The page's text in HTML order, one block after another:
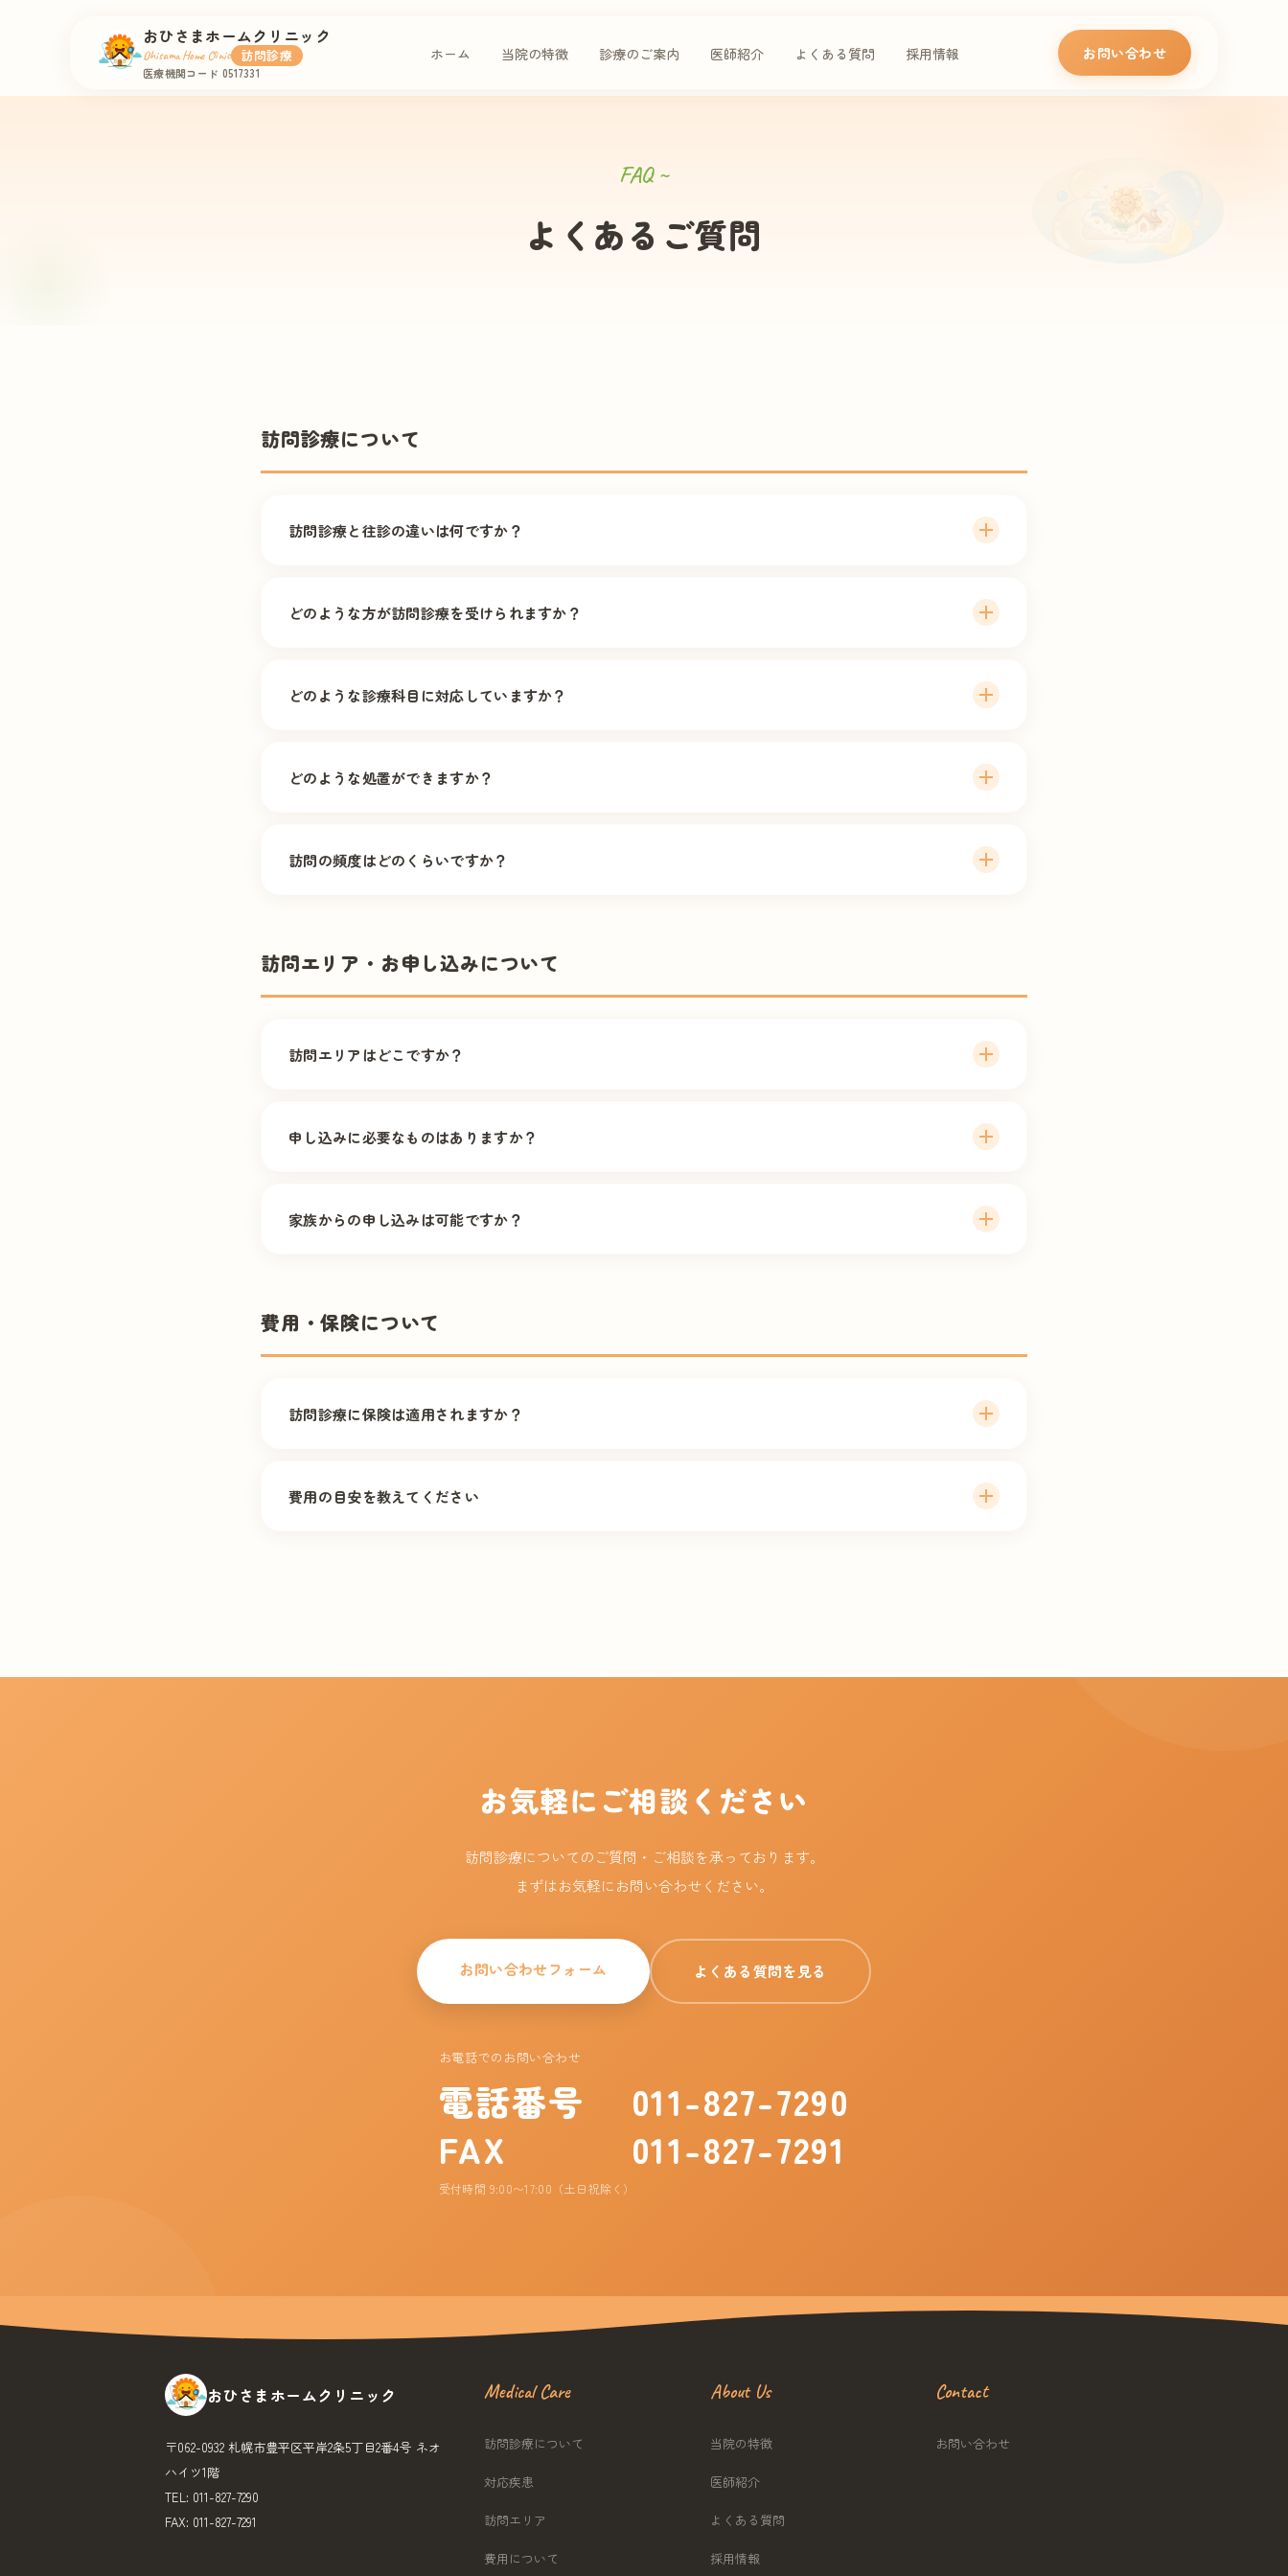
おひさまホームクリニック
Ohisama Home Clinic 訪問診療
医療機関コード 0517331
ホーム 当院の特徴 診療のご案内 医師紹介 よくある質問 採用情報 お問い合わせ
FAQ ~
よくあるご質問
訪問診療について
訪問診療と往診の違いは何ですか？
臨時で訪問するものです。 当クリニックでは両方に対応しており、24時間365日体制で往診対応しています。
どのような方が訪問診療を受けられますか？
の方、認知症の方、 重症心身障がい者の方、最期までご自宅で過ごされたい方など、 様々な状況の方がご利
どのような診療科目に対応していますか？
染症など幅広い分野に対応しています。 皮膚科専門医も在籍しており、褥瘡対応等も専門的に行っています。
どのような処置ができますか？
ア、疼痛管理、 胃瘻交換、小外科手術、腹水穿刺、膀胱カテーテル、 インスリン自己注射など、幅広い処置
訪問の頻度はどのくらいですか？
訪問エリア・お申し込みについて
訪問エリアはどこですか？
（一部を除く）。 エリア外の方もお気軽にご相談ください。
申し込みに必要なものはありますか？
（お薬手帳）をご準備ください。 まずはお電話・メールでお気軽にお問い合わせください。
家族からの申し込みは可能ですか？
費用・保険について
訪問診療に保険は適用されますか？
いただけます。
費用の目安を教えてください
お気軽にご相談ください
訪問診療についてのご質問・ご相談を承っております。
まずはお気軽にお問い合わせください。
お問い合わせフォーム よくある質問を見る
お電話でのお問い合わせ
電話番号
011-827-7290
FAX
011-827-7291
受付時間 9:00〜17:00（土日祝除く）
おひさまホームクリニック
〒062-0932 札幌市豊平区平岸2条5丁目2番4号 ネオ
ハイツ1階
TEL: 011-827-7290
FAX: 011-827-7291
Medical Care
訪問診療について
対応疾患
訪問エリア
費用について
About Us
当院の特徴
医師紹介
よくある質問
採用情報
Contact
お問い合わせ